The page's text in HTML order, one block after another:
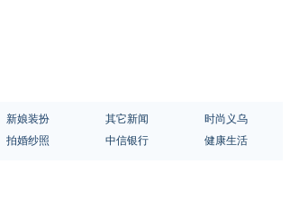
新娘装扮 其它新闻
时尚义乌
拍婚纱照 中信银行 健康生活